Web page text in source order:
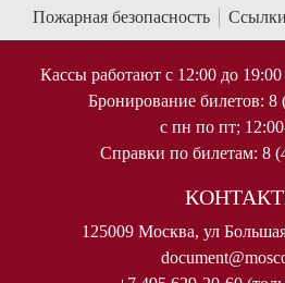
Пожарная безопасность
Ссылки
Кассы работают с 12:00 до
Бронирование билетов: 8
с пн по пт;
Справки по билетам: 8
125009 Москва, ул